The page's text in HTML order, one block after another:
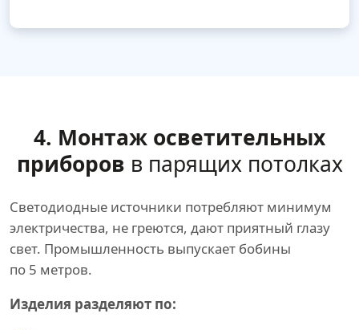
4. Монтаж осветительных
приборов в парящих потолках
Светодиодные источники потребляют минимум
электричества, не греются, дают приятный глазу
свет. Промышленность выпускает бобины
по 5 метров.
Изделия разделяют по: